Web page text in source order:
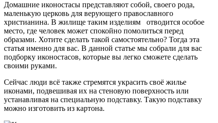
Домашние иконостасы представляют собой, своего рода,
маленькую церковь для верующего православного
христианина. В жилище таким изделиям отводится особое
место, где человек может спокойно помолиться перед
образами. Хотите сделать такой самостоятельно? Тогда эта
статья именно для вас. В данной статье мы собрали для вас
подборку иконостасов, которые вы легко сможете сделать
своими руками.
Сейчас люди всё также стремятся украсить своё жилье
иконами, подвешивая их на стеновую поверхность или
устанавливая на специальную подставку. Такую подставку
можно изготовить из картона.